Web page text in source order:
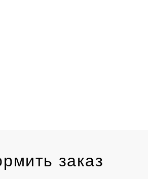
kresla/3236/
заказ